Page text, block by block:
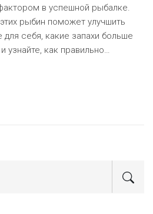
в успешной рыбалке.
рыбин поможет улучшить
себя, какие запахи больше
узнайте, как правильно
статья предлагает
факты о ловле щуки с
запахов.